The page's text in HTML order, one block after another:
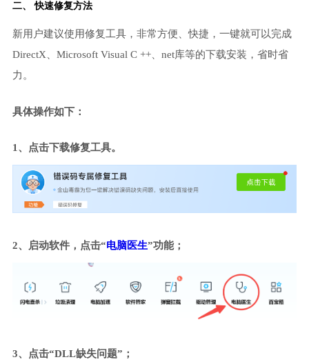
二、 快速修复方法
新用户建议使用修复工具，非常方便、快捷，一键就可以完成
DirectX、Microsoft Visual C ++、net库等的下载安装，省时省
力。
具体操作如下：
1、点击下载修复工具。
2、启动软件，点击“电脑医生”功能；
3、点击“DLL缺失问题”；